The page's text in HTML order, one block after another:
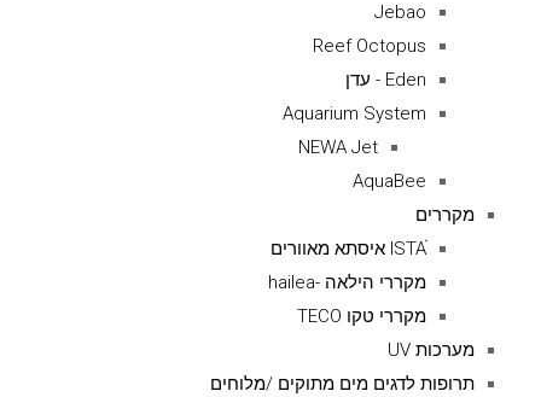
Jebao
Reef Octopus
Eden - עדן
Aquarium System
NEWA Jet
AquaBee
מקררים
ISTAׁׂ איסתא מאוורים
מקררי הילאה -hailea
מקררי טקו TECO
מערכות UV
תרופות לדגים מים מתוקים /מלוחים